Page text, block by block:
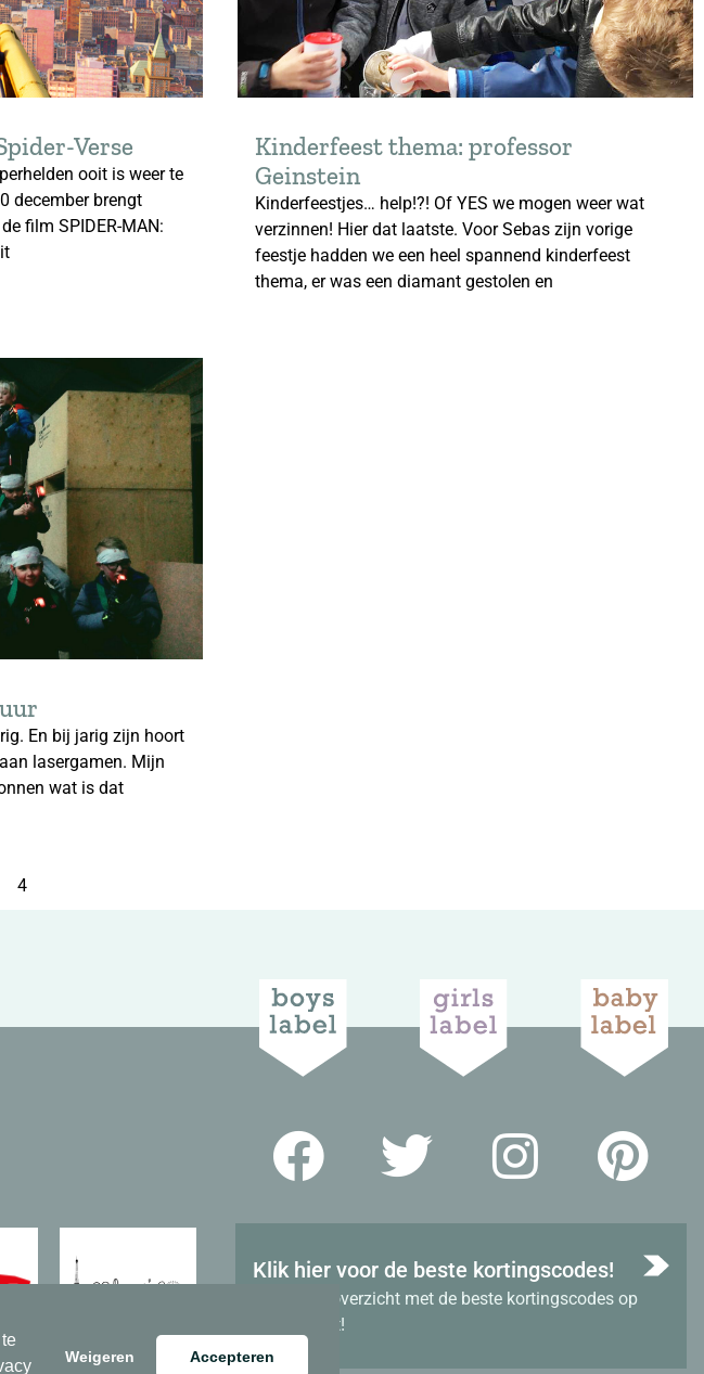
Weigeren Accepteren
Verse
ooit is weer te
december brengt
film SPIDER-MAN:
Kinderfeest thema: professor
Geinstein
Kinderfeestjes… help!?! Of YES we mogen weer wat
verzinnen! Hier dat laatste. Voor Sebas zijn vorige
feestje hadden we een heel spannend kinderfeest
thema, er was een diamant gestolen en
En bij jarig zijn hoort
lasergamen. Mijn
wat is dat
4
Klik hier voor de beste kortingscodes!
Bekijk het overzicht met de beste kortingscodes op
dit moment!